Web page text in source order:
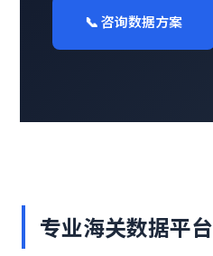
📞 咨询数据方案
专业海关数据平台